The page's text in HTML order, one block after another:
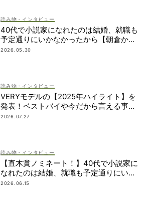
読み物・インタビュー
40代で小説家になれたのは結婚、就職も
予定通りにいかなかったから【朝倉かす
みさん】
2026.05.30
読み物・インタビュー
VERYモデルの【2025年ハイライト】を
発表！ベストバイや今だから言える事件
簿も大公開
2026.07.27
読み物・インタビュー
【直木賞ノミネート！】40代で小説家に
なれたのは結婚、就職も予定通りにいか
なかったから｜朝倉かすみさん
2026.06.15